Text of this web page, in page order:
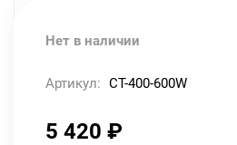
Нет в наличии
Артикул: CT-400-600W
5 420 ₽